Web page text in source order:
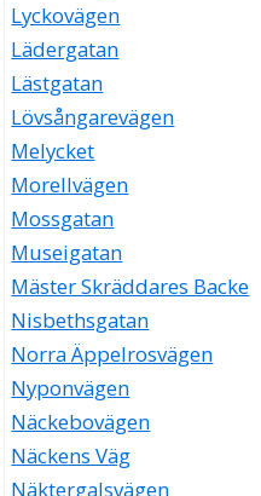
Lyckovägen
Lädergatan
Lästgatan
Lövsångarevägen
Melycket
Morellvägen
Mossgatan
Museigatan
Mäster Skräddares Backe
Nisbethsgatan
Norra Äppelrosvägen
Nyponvägen
Näckebovägen
Näckens Väg
Näktergalsvägen